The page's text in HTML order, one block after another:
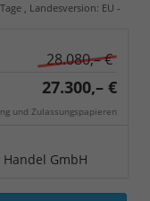
, Landesversion: EU -
28.080,– €
27.300,– €
und Zulassungspapieren
GmbH